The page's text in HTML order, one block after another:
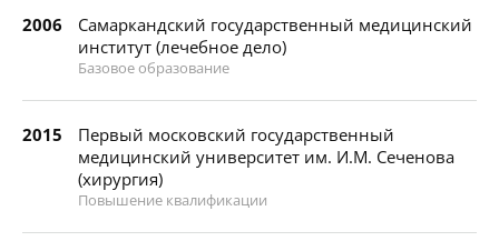
2006
Самаркандский государственный медицинский
институт (лечебное дело)
Базовое образование
2015
Первый московский государственный
медицинский университет им. И.М. Сеченова
(хирургия)
Повышение квалификации